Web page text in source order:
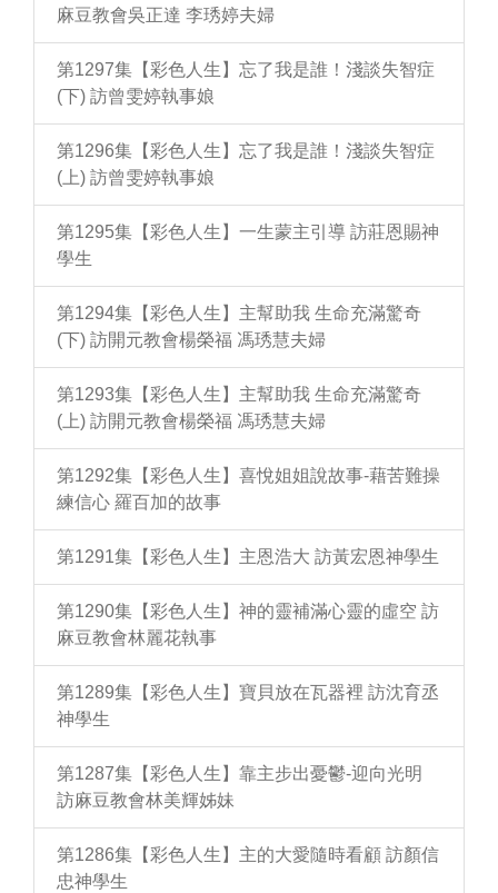
麻豆教會吳正達 李琇婷夫婦
第1297集【彩色人生】忘了我是誰！淺談失智症
(下) 訪曾雯婷執事娘
第1296集【彩色人生】忘了我是誰！淺談失智症
(上) 訪曾雯婷執事娘
第1295集【彩色人生】一生蒙主引導 訪莊恩賜神
學生
第1294集【彩色人生】主幫助我 生命充滿驚奇
(下) 訪開元教會楊榮福 馮琇慧夫婦
第1293集【彩色人生】主幫助我 生命充滿驚奇
(上) 訪開元教會楊榮福 馮琇慧夫婦
第1292集【彩色人生】喜悅姐姐說故事-藉苦難操
練信心 羅百加的故事
第1291集【彩色人生】主恩浩大 訪黃宏恩神學生
第1290集【彩色人生】神的靈補滿心靈的虛空 訪
麻豆教會林麗花執事
第1289集【彩色人生】寶貝放在瓦器裡 訪沈育丞
神學生
第1287集【彩色人生】靠主步出憂鬱-迎向光明
訪麻豆教會林美輝姊妹
第1286集【彩色人生】主的大愛隨時看顧 訪顏信
忠神學生